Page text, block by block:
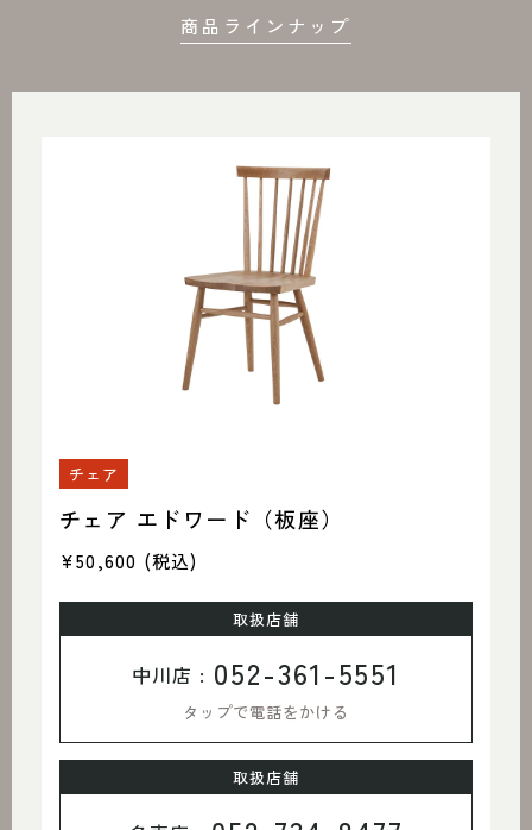
商品ラインナップ
チェア
チェア エドワード（板座）
¥50,600 (税込)
取扱店舗
中川店 : 052-361-5551
タップで電話をかける
取扱店舗